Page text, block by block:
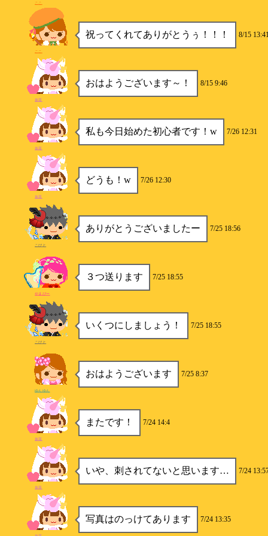
ここ
祝ってくれてありがとうぅ！！！ 8/15
ここ
おはようございます～！ 8/15 9:46
抹茶
私も今日始めた初心者です！w 7/26 12:31
抹茶
どうも！w 7/26 12:30
抹茶
ありがとうございましたー 7/25 18:56
こびと
３つ送ります 7/25 18:55
やまぴー
いくつにしましょう！ 7/25 18:55
こびと
おはようございます 7/25 8:37
ゆんゆん
またです！ 7/24 14:4
抹茶
いや、刺されてないと思います… 7/24
抹茶
写真はのっけてあります 7/24 13:35